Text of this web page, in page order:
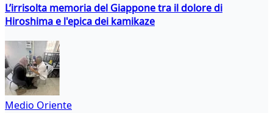
L’irrisolta memoria del Giappone tra il dolore di
Hiroshima e l'epica dei kamikaze
Medio Oriente